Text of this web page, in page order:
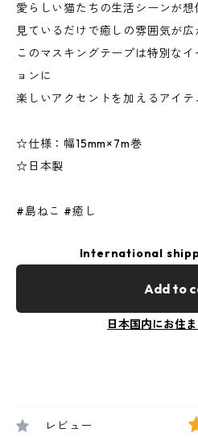
愛らしい猫たちの生活シーンが想
見ているだけで癒しの雰囲気が広
このマスキングテープは特別な
ョンに
楽しいアクセントを加えるアイテ
☆仕様：幅15mm×7m巻
☆日本製
#島ねこ #癒し
International
Add to
日本国内にお住
レビュー